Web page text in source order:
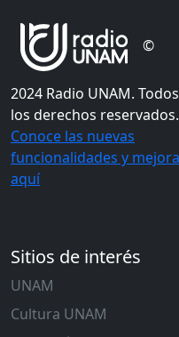
©
2024 Radio UNAM. Todos
los derechos reservados.
Conoce las nuevas
funcionalidades y
aquí
Sitios de interés
UNAM
Cultura UNAM